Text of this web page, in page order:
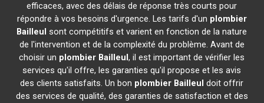
efficaces, avec des délais de réponse très courts pour
répondre à vos besoins d'urgence. Les tarifs d'un plombier
Bailleul sont compétitifs et varient en fonction de la nature
de l'intervention et de la complexité du problème. Avant de
choisir un plombier Bailleul, il est important de vérifier les
services qu'il offre, les garanties qu'il propose et les avis
des clients satisfaits. Un bon plombier Bailleul doit offrir
des services de qualité, des garanties de satisfaction et des